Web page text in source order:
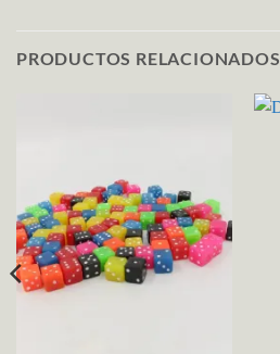
PRODUCTOS RELACIONADOS